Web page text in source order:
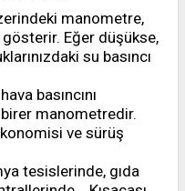
manometre,
gösterir. Eğer düşükse,
su basıncı
basıncını
manometredir.
ve sürüş
tesislerinde, gıda